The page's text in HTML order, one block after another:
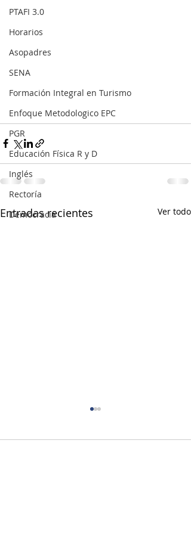
PTAFI 3.0
Horarios
Asopadres
SENA
Formación Integral en Turismo
Enfoque Metodologico EPC
PGR
Educación Física R y D
Inglés
Rectoría
Democracia
Entradas recientes Ver todo